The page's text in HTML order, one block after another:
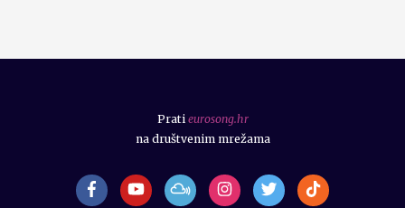
Prati eurosong.hr
na društvenim mrežama